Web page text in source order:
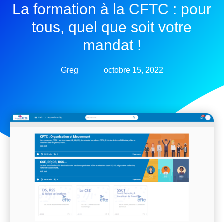
La formation à la CFTC : pour
tous, quel que soit votre
mandat !
Greg octobre 15, 2022